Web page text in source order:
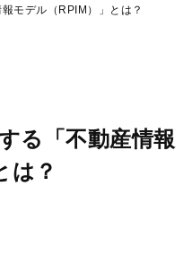
モデル（RPIM）」とは？
る「不動産情報
は？